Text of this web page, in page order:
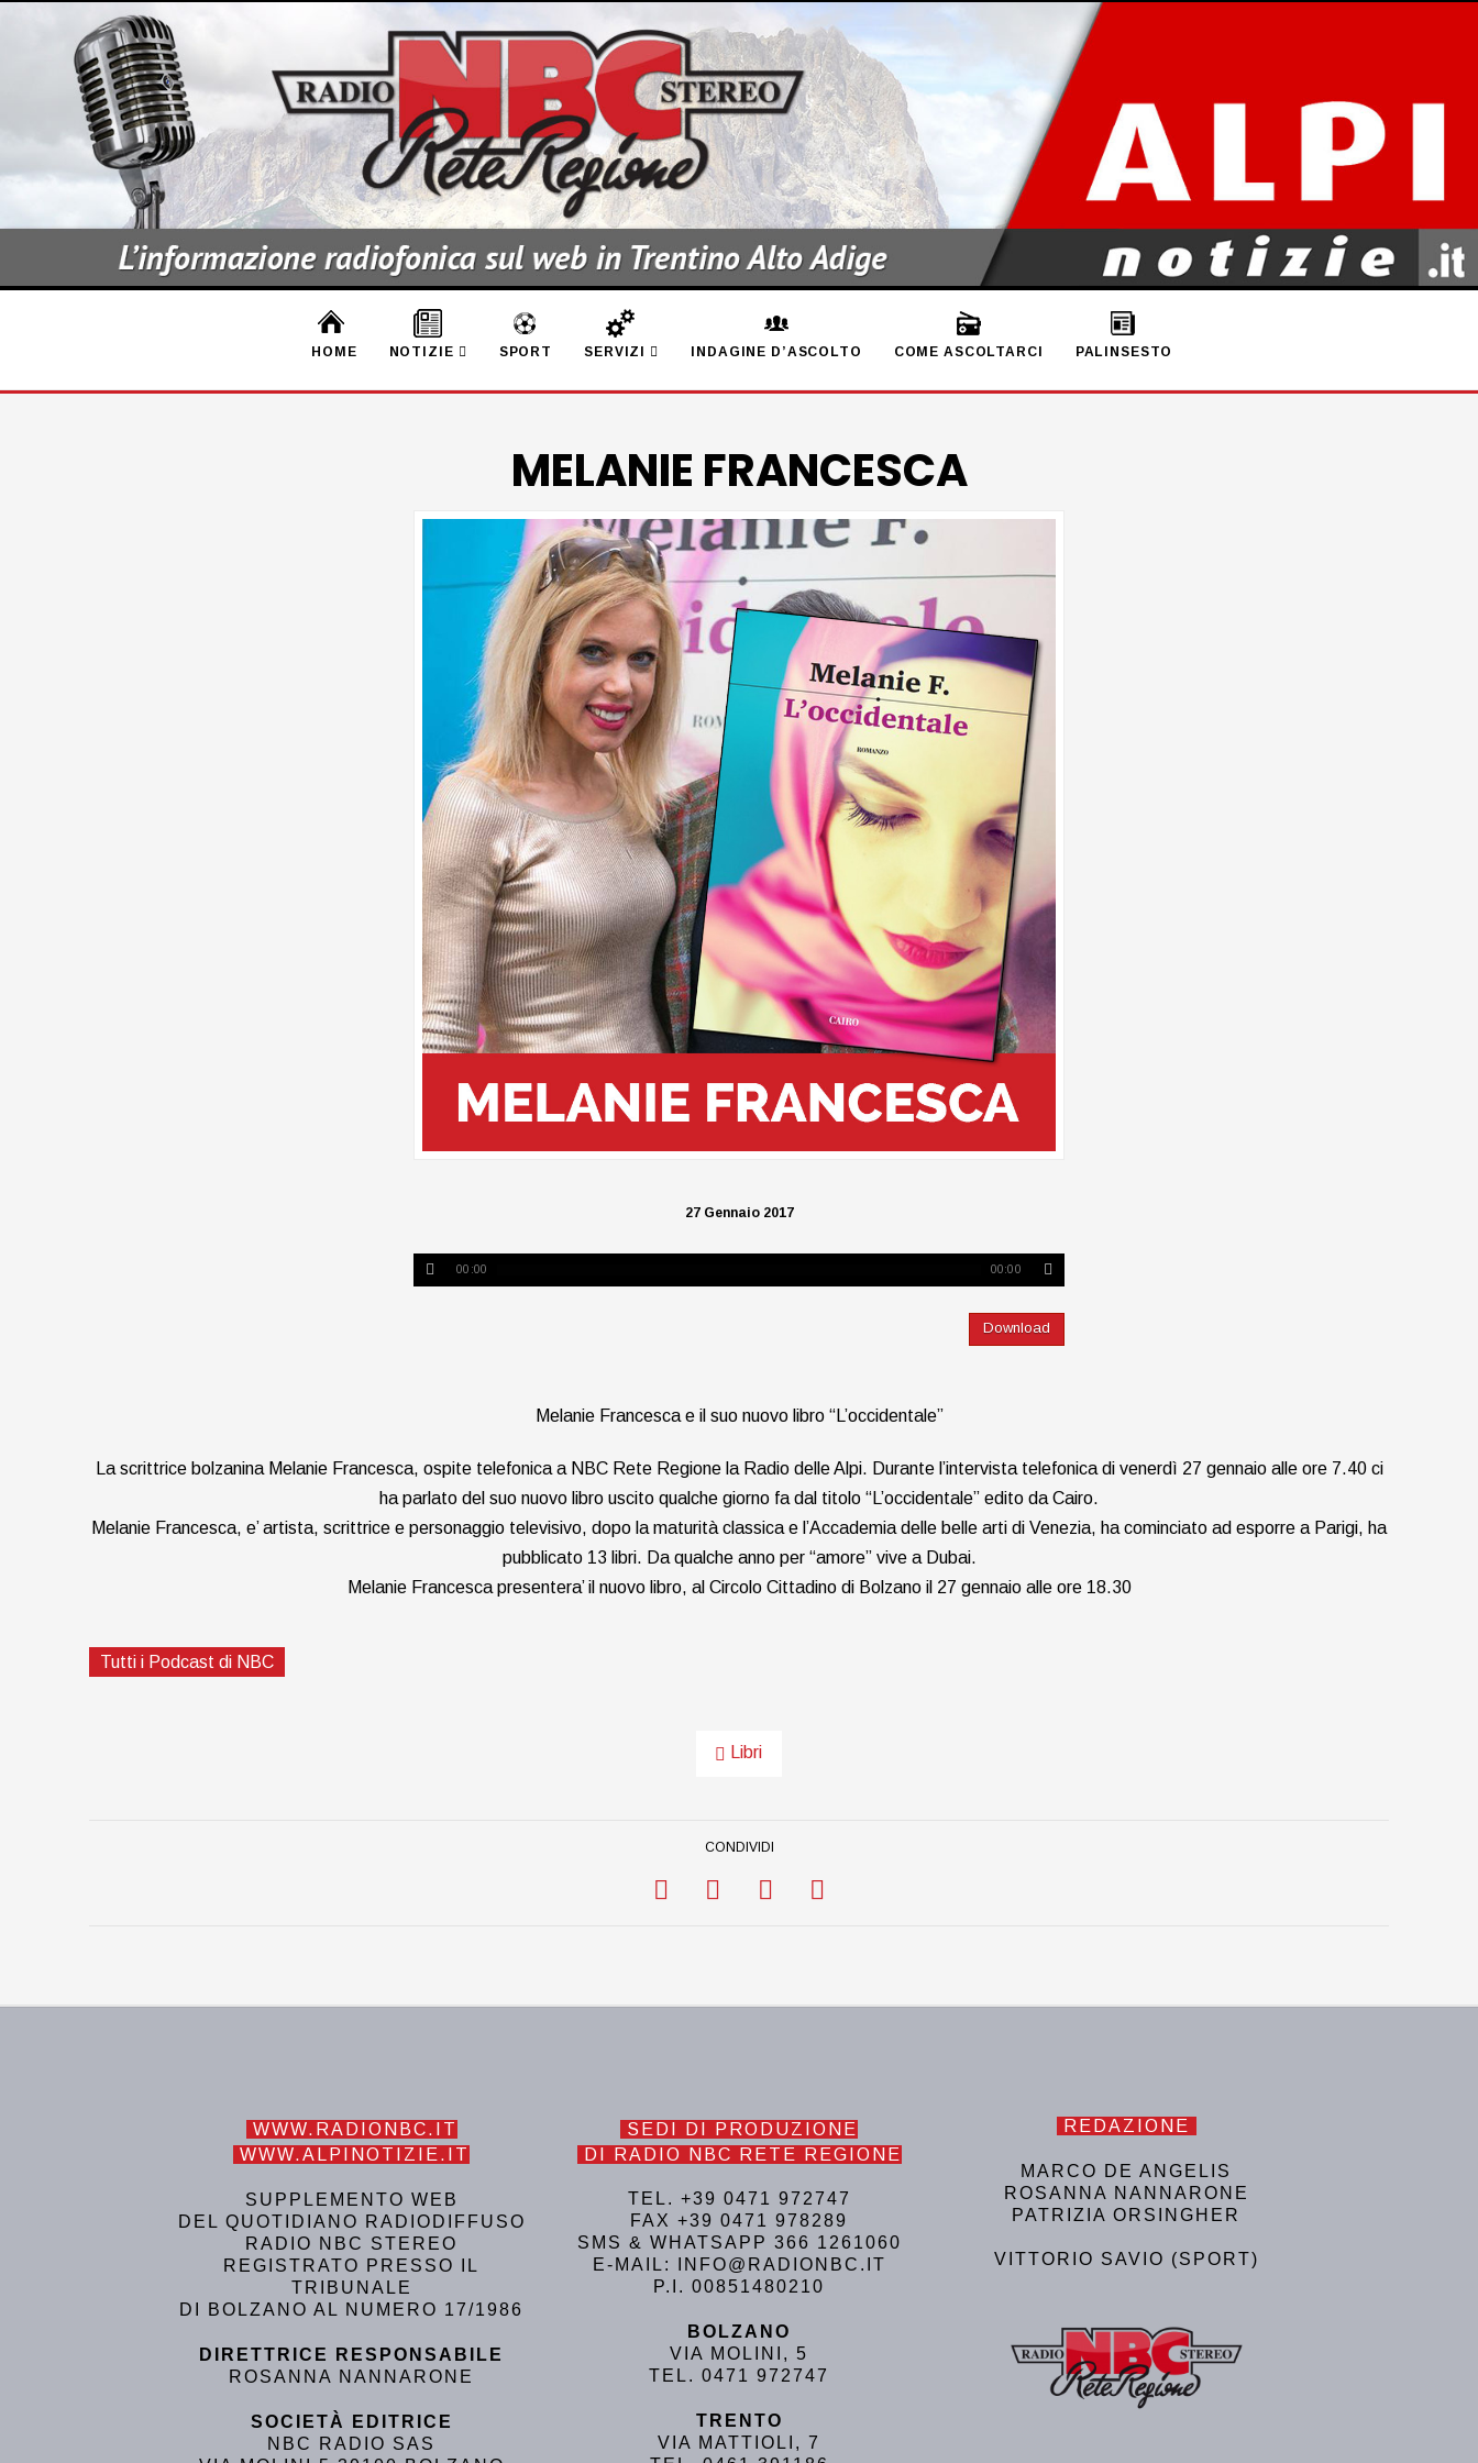
HOME NOTIZIE SPORT SERVIZI INDAGINE D’ASCOLTO COME ASCOLTARCI PALINSESTO
MELANIE FRANCESCA
27 Gennaio 2017
00:00 00:00
Download
Melanie Francesca e il suo nuovo libro “L’occidentale”
La scrittrice bolzanina Melanie Francesca, ospite telefonica a NBC Rete Regione la Radio delle Alpi. Durante l’intervista telefonica di venerdì 27 gennaio alle ore 7.40 ci
ha parlato del suo nuovo libro uscito qualche giorno fa dal titolo “L’occidentale” edito da Cairo.
Melanie Francesca, e’ artista, scrittrice e personaggio televisivo, dopo la maturità classica e l’Accademia delle belle arti di Venezia, ha cominciato ad esporre a Parigi, ha
pubblicato 13 libri. Da qualche anno per “amore” vive a Dubai.
Melanie Francesca presentera’ il nuovo libro, al Circolo Cittadino di Bolzano il 27 gennaio alle ore 18.30
Tutti i Podcast di NBC
Libri
CONDIVIDI
WWW.RADIONBC.IT
WWW.ALPINOTIZIE.IT
SUPPLEMENTO WEB
DEL QUOTIDIANO RADIODIFFUSO
RADIO NBC STEREO
REGISTRATO PRESSO IL
TRIBUNALE
DI BOLZANO AL NUMERO 17/1986
DIRETTRICE RESPONSABILE
ROSANNA NANNARONE
SOCIETÀ EDITRICE
NBC RADIO SAS
SEDI DI PRODUZIONE
DI RADIO NBC RETE REGIONE
TEL. +39 0471 972747
FAX +39 0471 978289
SMS & WHATSAPP 366 1261060
E-MAIL: INFO@RADIONBC.IT
P.I. 00851480210
BOLZANO
VIA MOLINI, 5
TEL. 0471 972747
TRENTO
VIA MATTIOLI, 7
REDAZIONE
MARCO DE ANGELIS
ROSANNA NANNARONE
PATRIZIA ORSINGHER
VITTORIO SAVIO (SPORT)